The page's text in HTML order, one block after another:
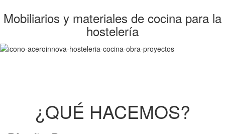
Mobiliarios y materiales de cocina para la
hostelería
¿QUÉ HACEMOS?